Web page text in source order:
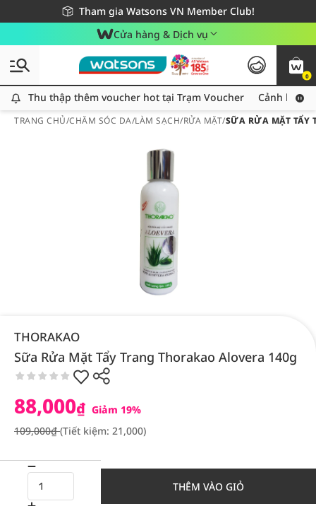
Tham gia Watsons VN Member Club!
Miễn phí giao hàng cho đơn hàng từ 249,000Đ
Giao hàng nhanh 24h - Áp dụng khu vực TP. Hồ Chí Minh
Cửa hàng & Dịch vụ
0
Thu thập thêm voucher hot tại Trạm Voucher
Thu thập thêm voucher hot tại Trạm Voucher Cảnh báo
TRANG CHỦ/CHĂM SÓC DA/LÀM SẠCH/RỬA MẶT/SỮA RỬA MẶT TẨY
THORAKAO
Sữa Rửa Mặt Tẩy Trang Thorakao Alovera 140g
88,000₫ Giảm 19%
109,000₫(Tiết kiệm: 21,000)
THÊM VÀO GIỎ